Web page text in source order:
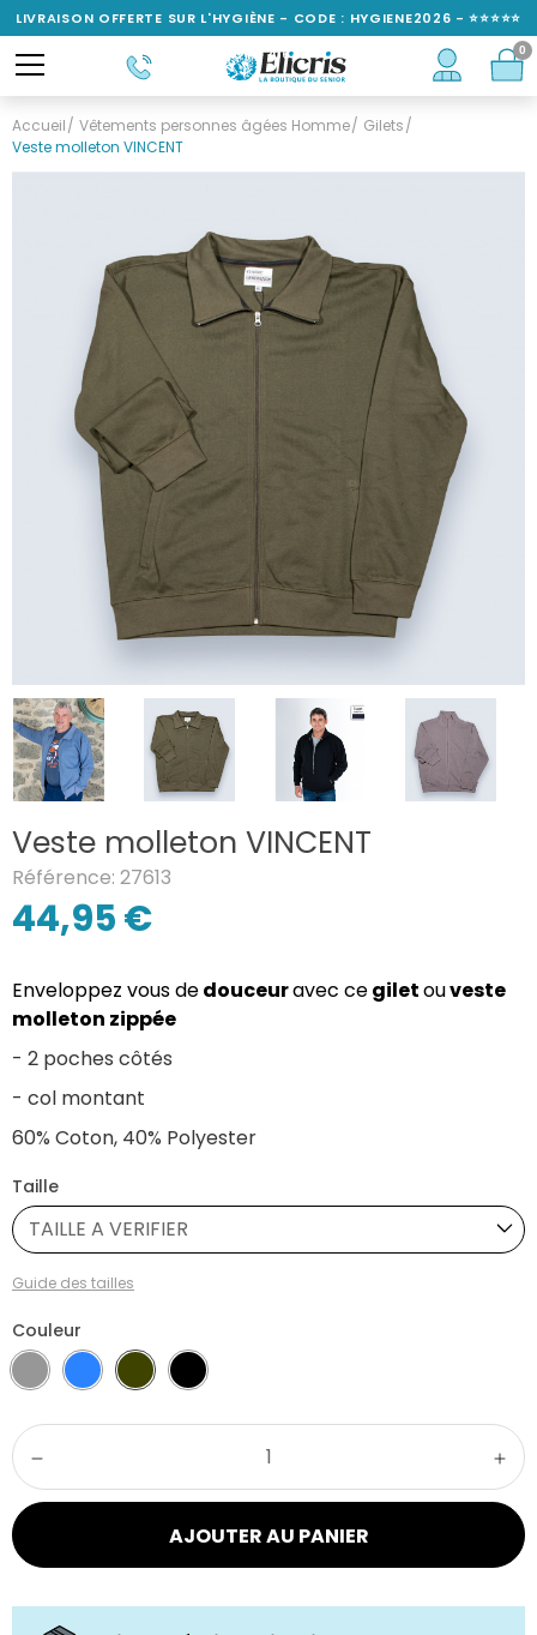
Accueil Vêtements personnes âgées Homme
Gilets
Veste molleton VINCENT
Veste molleton VINCENT
Référence: 27613
44,95 €
Enveloppez vous dedouceuravec cegiletouveste
molleton zippée
- 2 poches côtés
- col montant
60% Coton, 40% Polyester
Couleur
Taille
TAILLE A VERIFIER
Guide des tailles
AJOUTER AU PANIER
LIVRAISON OFFERTE SUR L'HYGIÈNE - CODE : HYGIENE2026 - ⭐⭐⭐⭐⭐
NOTÉ 4,6/5
0